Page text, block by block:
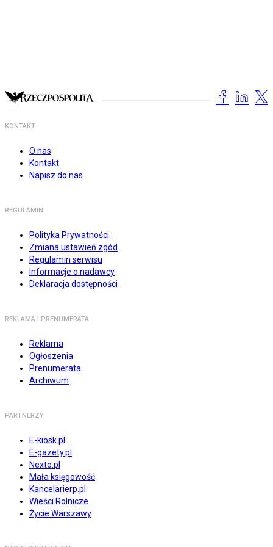
KONTAKT
O nas
Kontakt
Napisz do nas
REGULAMIN
Polityka Prywatności
Zmiana ustawień zgód
Regulamin serwisu
Informacje o nadawcy
Deklaracja dostępności
REKLAMA I PRENUMERATA
Reklama
Ogłoszenia
Prenumerata
Archiwum
PARTNERZY
E-kiosk.pl
E-gazety.pl
Nexto.pl
Mała księgowość
Kancelarierp.pl
Wieści Rolnicze
Życie Warszawy